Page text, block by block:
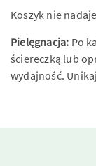
Koszyk nie
Pielęgnacja: Po
ściereczką lub
wydajność.